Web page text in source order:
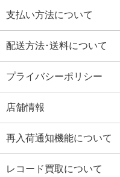
支払い方法について
配送方法･送料について
プライバシーポリシー
店舗情報
再入荷通知機能について
レコード買取について